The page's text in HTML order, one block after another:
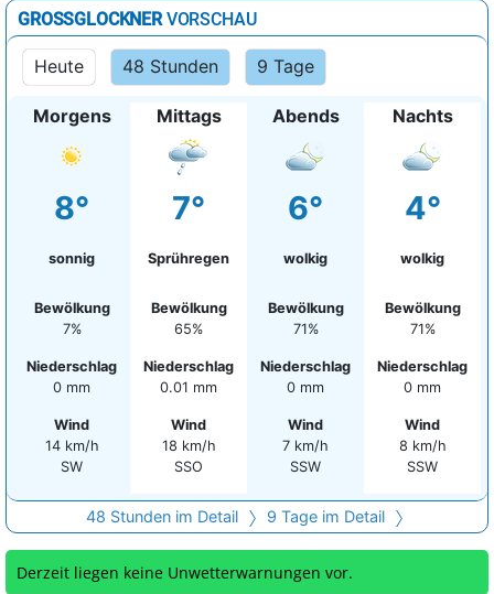
GROSSGLOCKNER VORSCHAU
Heute 48 Stunden 9 Tage
Morgens
8°
sonnig
Bewölkung
7%
Niederschlag
0 mm
Wind
14 km/h
SW
Mittags
7°
Sprühregen
Bewölkung
65%
Niederschlag
0.01 mm
Wind
18 km/h
SSO
Abends
6°
wolkig
Bewölkung
71%
Niederschlag
0 mm
Wind
7 km/h
SSW
Nachts
4°
wolkig
Bewölkung
71%
Niederschlag
0 mm
Wind
8 km/h
SSW
48 Stunden im Detail 9 Tage im Detail
Derzeit liegen keine Unwetterwarnungen vor.